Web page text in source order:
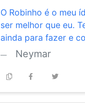
O Robinho é o meu
ser melhor que eu.
ainda para fazer e
Neymar